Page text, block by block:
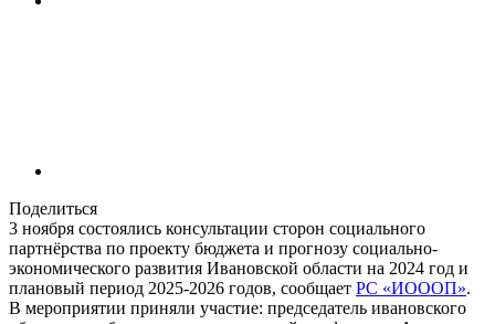
Поделиться
3 ноября состоялись консультации сторон социального
партнёрства по проекту бюджета и прогнозу социально-
экономического развития Ивановской области на 2024 год и
плановый период 2025-2026 годов, сообщает РС «ИОООП».
В мероприятии приняли участие: председатель ивановского